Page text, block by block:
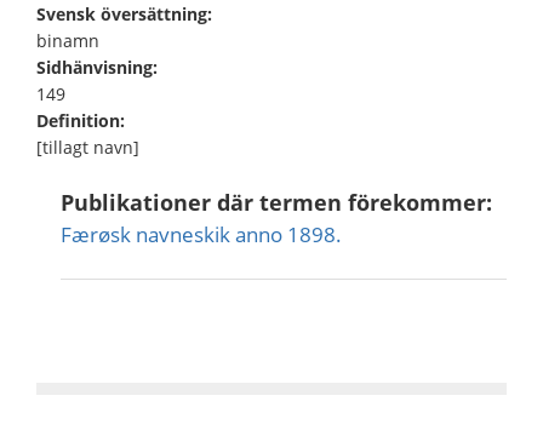
Svensk översättning:
binamn
Sidhänvisning:
149
Definition:
[tillagt navn]
Publikationer där termen förekommer:
Færøsk navneskik anno 1898.